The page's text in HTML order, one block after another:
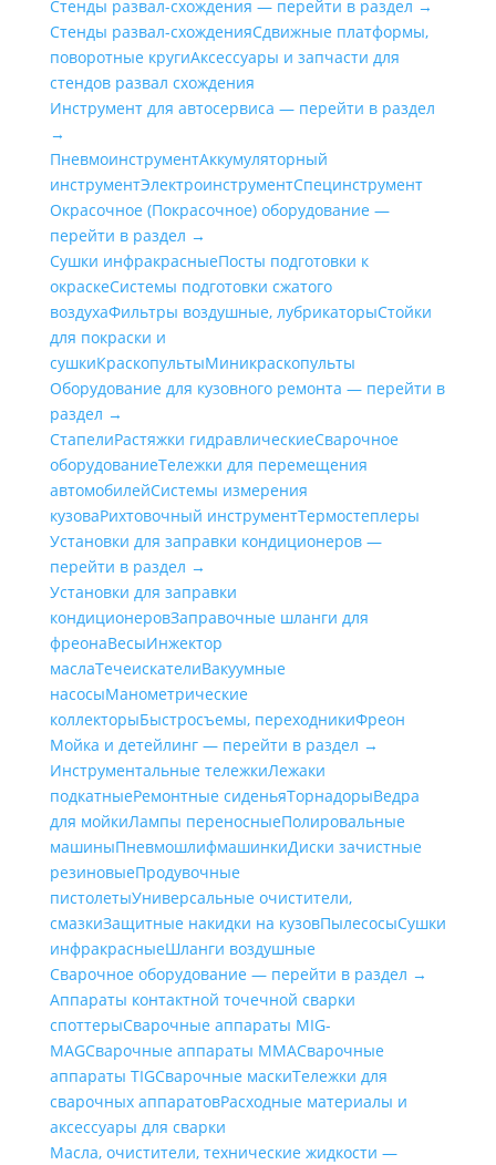
Стенды развал-схождения — перейти в раздел →
Стенды развал-схожденияСдвижные платформы,
поворотные кругиАксессуары и запчасти для
стендов развал схождения
Инструмент для автосервиса — перейти в раздел
→
ПневмоинструментАккумуляторный
инструментЭлектроинструментСпецинструмент
Окрасочное (Покрасочное) оборудование —
перейти в раздел →
Сушки инфракрасныеПосты подготовки к
окраскеСистемы подготовки сжатого
воздухаФильтры воздушные, лубрикаторыСтойки
для покраски и
сушкиКраскопультыМиникраскопульты
Оборудование для кузовного ремонта — перейти в
раздел →
СтапелиРастяжки гидравлическиеСварочное
оборудованиеТележки для перемещения
автомобилейСистемы измерения
кузоваРихтовочный инструментТермостеплеры
Установки для заправки кондиционеров —
перейти в раздел →
Установки для заправки
кондиционеровЗаправочные шланги для
фреонаВесыИнжектор
маслаТечеискателиВакуумные
насосыМанометрические
коллекторыБыстросъемы, переходникиФреон
Мойка и детейлинг — перейти в раздел →
Инструментальные тележкиЛежаки
подкатныеРемонтные сиденьяТорнадорыВедра
для мойкиЛампы переносныеПолировальные
машиныПневмошлифмашинкиДиски зачистные
резиновыеПродувочные
пистолетыУниверсальные очистители,
смазкиЗащитные накидки на кузовПылесосыСушки
инфракрасныеШланги воздушные
Сварочное оборудование — перейти в раздел →
Аппараты контактной точечной сварки
cпоттерыСварочные аппараты MIG-
MAGСварочные аппараты MMAСварочные
аппараты TIGСварочные маскиТележки для
сварочных аппаратовРасходные материалы и
аксессуары для сварки
Масла, очистители, технические жидкости —